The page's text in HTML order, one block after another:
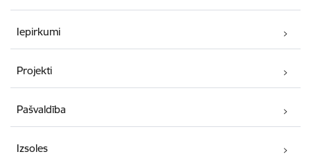
Iepirkumi
Projekti
Pašvaldība
Izsoles